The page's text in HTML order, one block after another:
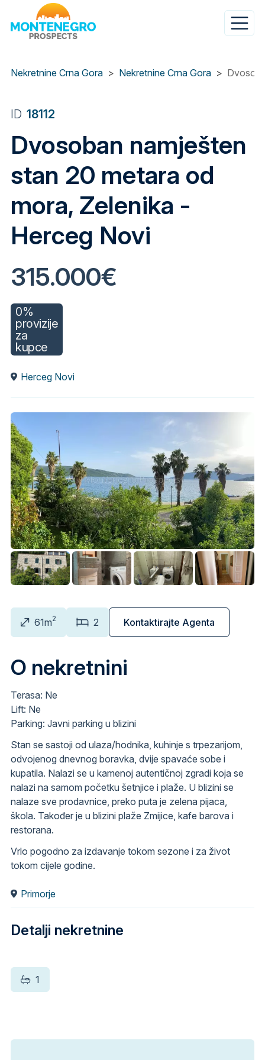
Nekretnine Crna Gora
Nekretnine Crna Gora
ID 18112
Dvosoban namješten
stan 20 metara od
mora, Zelenika -
Herceg Novi
315.000€
0%
provizije
za
kupce
Herceg Novi
61m2 2 Kontaktirajte Agenta
O nekretnini
Terasa: Ne
Lift: Ne
Parking: Javni parking u blizini
Stan se sastoji od ulaza/hodnika, kuhinje s trpezarijom,
odvojenog dnevnog boravka, dvije spavaće sobe i
kupatila. Nalazi se u kamenoj autentičnoj zgradi koja se
nalazi na samom početku šetnjice i plaže. U blizini se
nalaze sve prodavnice, preko puta je zelena pijaca,
škola. Također je u blizini plaže Zmijice, kafe barova i
restorana.
Vrlo pogodno za izdavanje tokom sezone i za život
tokom cijele godine.
Primorje
Detalji nekretnine
1